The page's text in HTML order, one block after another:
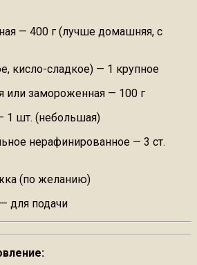
— 400 г (лучше домашняя, с
кисло-сладкое) — 1 крупное
или замороженная — 100 г
1 шт. (небольшая)
нерафинированное — 3 ст.
(по желанию)
для подачи